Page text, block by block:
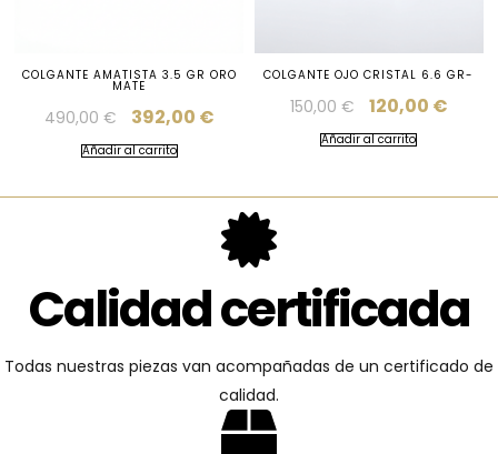
COLGANTE AMATISTA 3.5 GR ORO
MATE
490,00 € 392,00 €
Añadir al carrito
COLGANTE OJO CRISTAL 6.6 GR-
150,00 € 120,00 €
Añadir al carrito
Calidad certificada
Todas nuestras piezas van acompañadas de un certificado de
calidad.